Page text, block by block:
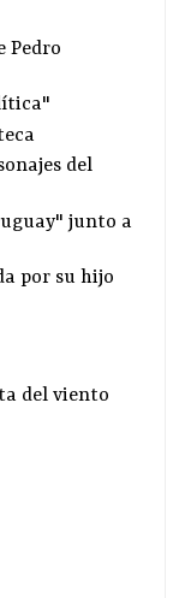
Pedro
del
junto a
por su hijo
del viento